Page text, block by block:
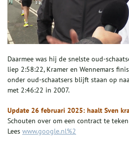
Daarmee was hij de snelste oud-
liep 2:58:22, Kramer en Wennemars
onder oud-schaatsers blijft staan op
met 2:46:22 in 2007.
Update 26 februari 2025: haalt Sven
Schouten over om een contract te
Lees www.google.nl%2